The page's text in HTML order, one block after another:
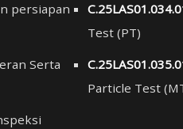
persiapan
Serta
Test (PT)
Particle Test